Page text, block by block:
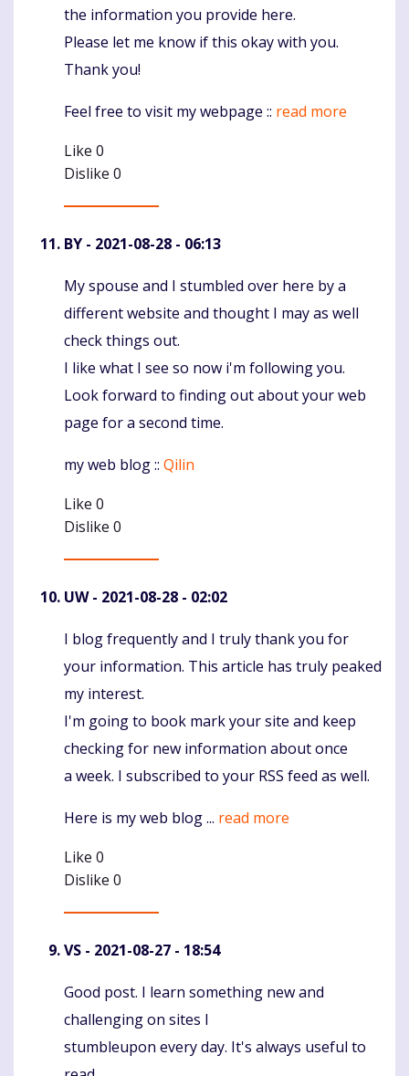
the information you provide here.
Please let me know if this okay with you.
Thank you!
Feel free to visit my webpage :: read more
Like 0
Dislike 0
BY - 2021-08-28 - 06:13
Komentaras
My spouse and I stumbled over here by a
different website and thought I may as well
check things out.
I like what I see so now i'm following you.
Look forward to finding out about your web
page for a second time.
my web blog :: Qilin
Like 0
Dislike 0
UW- 2021-08-28 - 02:02
Komentaras
I blog frequently and I truly thank you for
your information. This article has truly peaked
my interest.
I'm going to book mark your site and keep
checking for new information about once
a week. I subscribed to your RSS feed as well.
Here is my web blog ... read more
Like 0
Dislike 0
VS - 2021-08-27 - 18:54
Komentaras
Good post. I learn something new and
challenging on sites I
stumbleupon every day. It's always useful to